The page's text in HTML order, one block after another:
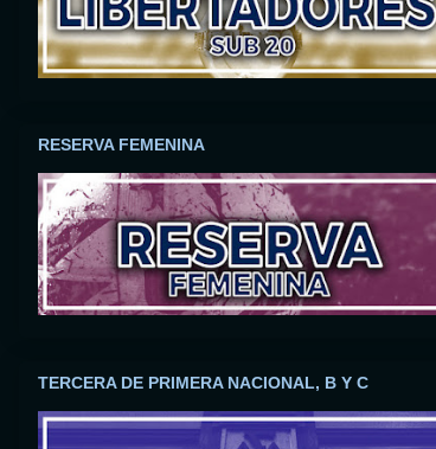
RESERVA FEMENINA
TERCERA DE PRIMERA NACIONAL, B Y C